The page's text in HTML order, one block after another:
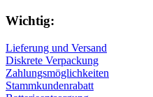
Wichtig:
Lieferung und Versand
Diskrete Verpackung
Zahlungsmöglichkeiten
Stammkundenrabatt